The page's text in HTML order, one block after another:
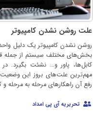
علت روشن نشدن کامپیوتر
روشن نشدن کامپیوتر یک دلیل واحد
بخش‌های مختلف سیستم از جمله
کابل‌ها، پاور و… نشئت بگیرد. در
مهم‌ترین علت‌های بروز این
رفع آن راهکارهای مرحله به مرحله و
تحریریه آی پی امداد